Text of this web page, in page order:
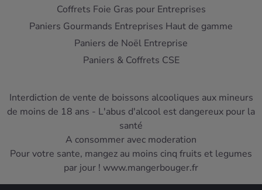
Coffrets Foie Gras pour Entreprises
Paniers Gourmands Entreprises Haut de gamme
Paniers de Noël Entreprise
Paniers & Coffrets CSE
Interdiction de vente de boissons alcooliques aux mineurs
de moins de 18 ans - L'abus d'alcool est dangereux pour la
santé
A consommer avec moderation
Pour votre sante, mangez au moins cinq fruits et legumes
par jour ! www.mangerbouger.fr